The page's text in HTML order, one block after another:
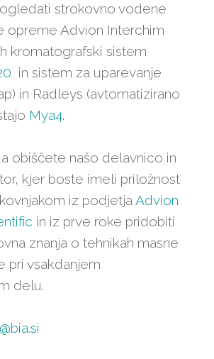
strokovno vodene
opreme Advion Interchim
kromatografski sistem
in sistem za uparevanje
in Radleys (avtomatizirano
Mya4.
obiščete našo delavnico in
kjer boste imeli priložnost
iz podjetja Advion
in iz prve roke pridobiti
znanja o tehnikah masne
pri vsakdanjem
delu.